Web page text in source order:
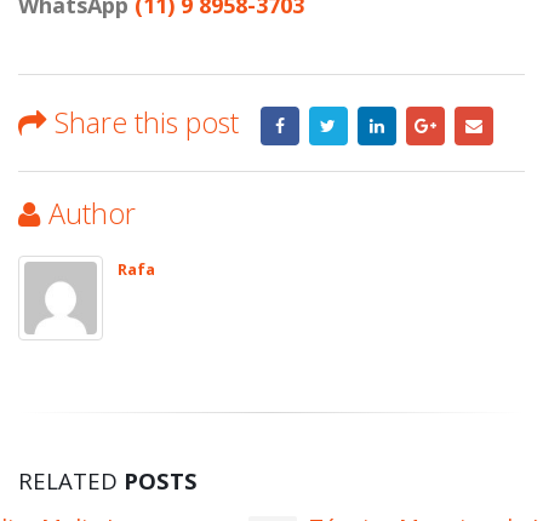
Share this post
Author
Rafa
RELATED POSTS